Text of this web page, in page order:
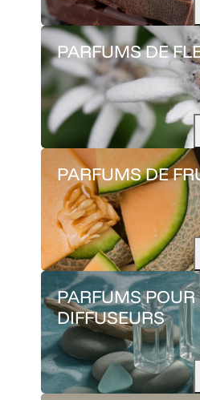
PARFUMS DE
PARFUMS DE
PARFUMS
DIFFUSEURS